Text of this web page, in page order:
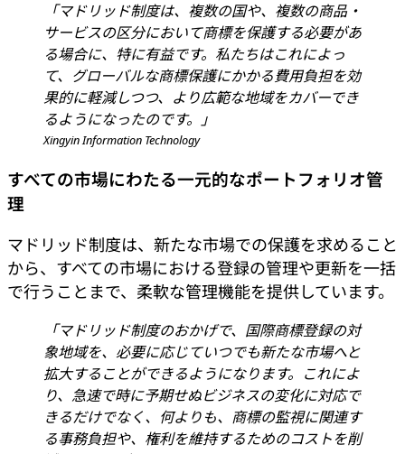
「マドリッド制度は、複数の国や、複数の商品・
サービスの区分において商標を保護する必要があ
る場合に、特に有益です。私たちはこれによっ
て、グローバルな商標保護にかかる費用負担を効
果的に軽減しつつ、より広範な地域をカバーでき
るようになったのです。」
Xingyin Information Technology
すべての市場にわたる一元的なポートフォリオ管
理
マドリッド制度は、新たな市場での保護を求めること
から、すべての市場における登録の管理や更新を一括
で行うことまで、柔軟な管理機能を提供しています。
「マドリッド制度のおかげで、国際商標登録の対
象地域を、必要に応じていつでも新たな市場へと
拡大することができるようになります。これによ
り、急速で時に予期せぬビジネスの変化に対応で
きるだけでなく、何よりも、商標の監視に関連す
る事務負担や、権利を維持するためのコストを削